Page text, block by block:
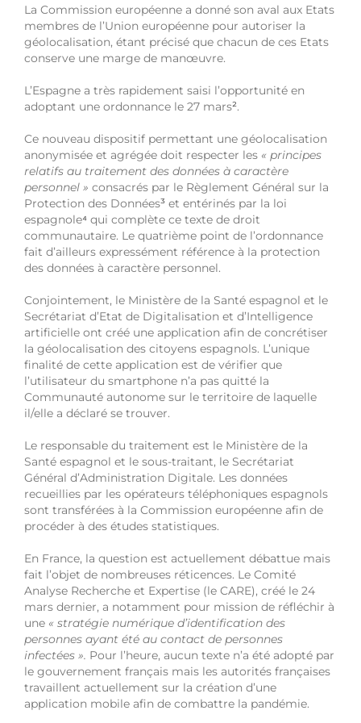
La Commission européenne a donné son aval aux Etats
membres de l’Union européenne pour autoriser la
géolocalisation, étant précisé que chacun de ces Etats
conserve une marge de manœuvre.
L’Espagne a très rapidement saisi l’opportunité en
adoptant une ordonnance le 27 mars².
Ce nouveau dispositif permettant une géolocalisation
anonymisée et agrégée doit respecter les « principes
relatifs au traitement des données à caractère
personnel » consacrés par le Règlement Général sur la
Protection des Données³ et entérinés par la loi
espagnole⁴ qui complète ce texte de droit
communautaire. Le quatrième point de l’ordonnance
fait d’ailleurs expressément référence à la protection
des données à caractère personnel.
Conjointement, le Ministère de la Santé espagnol et le
Secrétariat d’Etat de Digitalisation et d’Intelligence
artificielle ont créé une application afin de concrétiser
la géolocalisation des citoyens espagnols. L’unique
finalité de cette application est de vérifier que
l’utilisateur du smartphone n’a pas quitté la
Communauté autonome sur le territoire de laquelle
il/elle a déclaré se trouver.
Le responsable du traitement est le Ministère de la
Santé espagnol et le sous-traitant, le Secrétariat
Général d’Administration Digitale. Les données
recueillies par les opérateurs téléphoniques espagnols
sont transférées à la Commission européenne afin de
procéder à des études statistiques.
En France, la question est actuellement débattue mais
fait l’objet de nombreuses réticences. Le Comité
Analyse Recherche et Expertise (le CARE), créé le 24
mars dernier, a notamment pour mission de réfléchir à
une « stratégie numérique d’identification des
personnes ayant été au contact de personnes
infectées ». Pour l’heure, aucun texte n’a été adopté par
le gouvernement français mais les autorités françaises
travaillent actuellement sur la création d’une
application mobile afin de combattre la pandémie.